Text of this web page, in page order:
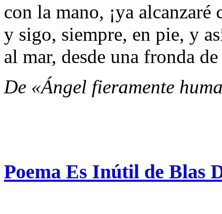
con la mano, ¡ya alcanzaré
y sigo, siempre, en pie, y
al mar, desde una fronda
De «Ángel fieramente
Poema Es Inútil de Blas